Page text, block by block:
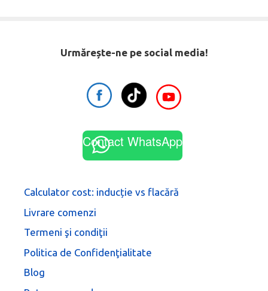
Urmărește-ne pe social media!
Contact WhatsApp
Calculator cost: inducție vs flacără
Livrare comenzi
Termeni şi condiţii
Politica de Confidenţialitate
Blog